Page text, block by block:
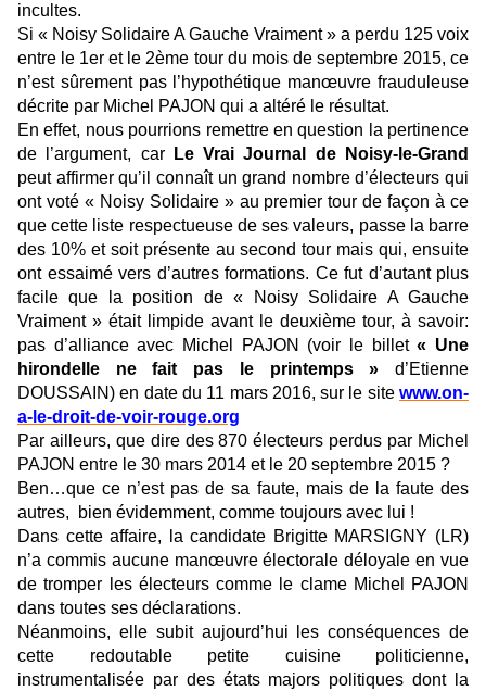
incultes.
Si « Noisy Solidaire A Gauche Vraiment » a perdu 125 voix
entre le 1er et le 2ème tour du mois de septembre 2015, ce
n’est sûrement pas l’hypothétique manœuvre frauduleuse
décrite par Michel PAJON qui a altéré le résultat.
En effet, nous pourrions remettre en question la pertinence
de l’argument, car
Le Vrai Journal de Noisy-le-Grand
peut affirmer qu’il connaît un grand nombre d’électeurs qui
ont voté « Noisy Solidaire » au premier tour de façon à ce
que cette liste respectueuse de ses valeurs, passe la barre
des 10% et soit présente au second tour mais qui, ensuite
ont essaimé vers d’autres formations. Ce fut d’autant plus
facile que la position de « Noisy Solidaire A Gauche
Vraiment » était limpide avant le deuxième tour, à savoir:
pas d’alliance avec Michel PAJON (voir le billet« Une
hirondelle ne fait pas le printemps » d’Etienne
DOUSSAIN) en date du 11 mars 2016, sur le site www.on-
a-le-droit-de-voir-rouge.org
Par ailleurs, que dire des 870 électeurs perdus par Michel
PAJON entre le 30 mars 2014 et le 20 septembre 2015 ?
Ben…que ce n’est pas de sa faute, mais de la faute des
autres, bien évidemment, comme toujours avec lui !
Dans cette affaire, la candidate Brigitte MARSIGNY (LR)
n’a commis aucune manœuvre électorale déloyale en vue
de tromper les électeurs comme le clame Michel PAJON
dans toutes ses déclarations.
Néanmoins, elle subit aujourd’hui les conséquences de
cette redoutable petite cuisine politicienne,
instrumentalisée par des états majors politiques dont la